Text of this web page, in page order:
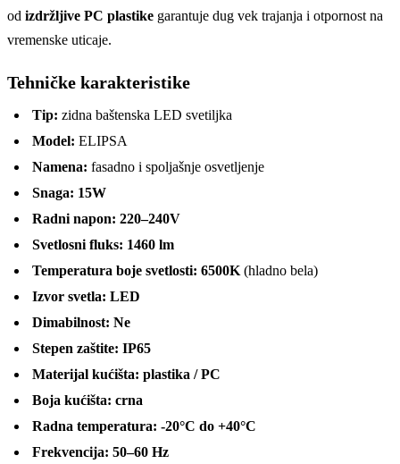
od izdržljive PC plastike garantuje dug vek trajanja i otpornost na
vremenske uticaje.
Tehničke karakteristike
Tip: zidna baštenska LED svetiljka
Model: ELIPSA
Namena: fasadno i spoljašnje osvetljenje
Snaga: 15W
Radni napon: 220–240V
Svetlosni fluks: 1460 lm
Temperatura boje svetlosti: 6500K (hladno bela)
Izvor svetla: LED
Dimabilnost: Ne
Stepen zaštite: IP65
Materijal kućišta: plastika / PC
Boja kućišta: crna
Radna temperatura: -20°C do +40°C
Frekvencija: 50–60 Hz